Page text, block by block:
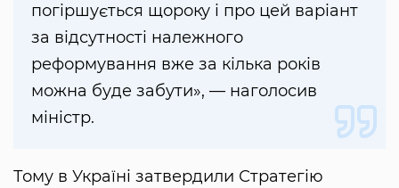
погіршується щороку і про цей варіант
за відсутності належного
реформування вже за кілька років
можна буде забути», — наголосив
міністр.
Тому в Україні затвердили Стратегію